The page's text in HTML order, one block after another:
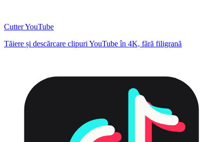
Cutter YouTube
Tăiere și descărcare clipuri YouTube în 4K, fără filigrană